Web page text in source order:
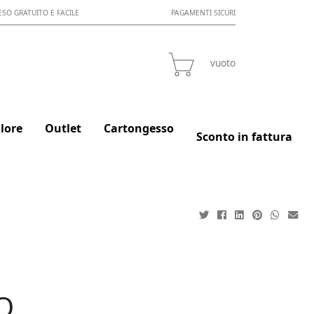
GRATUITO E FACILE PAGAMENTI SICURI
vuoto
Outlet Cartongesso
Sconto in fattura